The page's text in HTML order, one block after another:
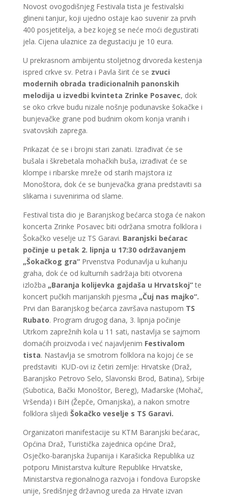
Novost ovogodišnjeg Festivala tista je festivalski
glineni tanjur, koji ujedno ostaje kao suvenir za prvih
400 posjetitelja, a bez kojeg se neće moći degustirati
jela. Cijena ulaznice za degustaciju je 10 eura.
U prekrasnom ambijentu stoljetnog drvoreda kestenja
ispred crkve sv. Petra i Pavla širit će se zvuci
modernih obrada tradicionalnih panonskih
melodija u izvedbi kvinteta Zrinke Posavec, dok
se oko crkve budu nizale nošnje podunavske šokačke i
bunjevačke grane pod budnim okom konja vranih i
svatovskih zaprega.
Prikazat će se i brojni stari zanati. Izrađivat će se
bušala i škrebetala mohačkih buša, izrađivat će se
klompe i ribarske mreže od starih majstora iz
Monoštora, dok će se bunjevačka grana predstaviti sa
slikama i suvenirima od slame.
Festival tista dio je Baranjskog bećarca stoga će nakon
koncerta Zrinke Posavec biti održana smotra folklora i
Šokačko veselje uz TS Garavi. Baranjski bećarac
počinje u petak 2. lipnja u 17:30 održavanjem
„Šokačkog gra“ Prvenstva Podunavlja u kuhanju
graha, dok će od kulturnih sadržaja biti otvorena
izložba „Baranja kolijevka gajdaša u Hrvatskoj“te
koncert pučkih marijanskih pjesma „Čuj nas majko“.
Prvi dan Baranjskog bećarca završava nastupom TS
Rubato. Program drugog dana, 3. lipnja počinje
Utrkom zaprežnih kola u 11 sati, nastavlja se sajmom
domaćih proizvoda i već najavljenim Festivalom
tista. Nastavlja se smotrom folklora na kojoj će se
predstaviti KUD-ovi iz četiri zemlje: Hrvatske (Draž,
Baranjsko Petrovo Selo, Slavonski Brod, Batina), Srbije
(Subotica, Bački Monoštor, Bereg), Mađarske (Mohač,
Vršenda) i BiH (Žepče, Omanjska), a nakon smotre
folklora slijedi Šokačko veselje s TS Garavi.
Organizatori manifestacije su KTM Baranjski bećarac,
Općina Draž, Turistička zajednica općine Draž,
Osječko-baranjska županija i Karašicka Republika uz
potporu Ministarstva kulture Republike Hrvatske,
Ministarstva regionalnoga razvoja i fondova Europske
unije, Središnjeg državnog ureda za Hrvate izvan